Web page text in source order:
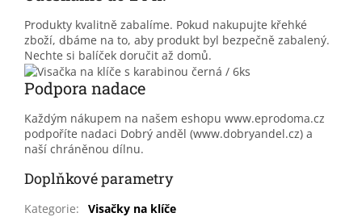
Produkty kvalitně zabalíme. Pokud nakupujte křehké
zboží, dbáme na to, aby produkt byl bezpečně zabalený.
Nechte si balíček doručit až domů.
Podpora nadace
Každým nákupem na našem eshopu www.eprodoma.cz
podpoříte nadaci Dobrý anděl (www.dobryandel.cz) a
naší chráněnou dílnu.
Doplňkové parametry
Kategorie:
Visačky na klíče